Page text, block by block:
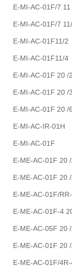
E-MI-AC-01F/7
E-MI-AC-01F/7
E-MI-AC-01F11/2
E-MI-AC-01F11/4
E-MI-AC-01F 20 /
E-MI-AC-01F 20 /
E-MI-AC-01F 20 /
E-MI-AC-IR-01H
E-MI-AC-01F
E-ME-AC-01F 20
E-ME-AC-01F 20
E-ME-AC-01F/
E-ME-AC-01F-4
E-ME-AC-05F 20
E-ME-AC-01F 20
E-ME-AC-01F/